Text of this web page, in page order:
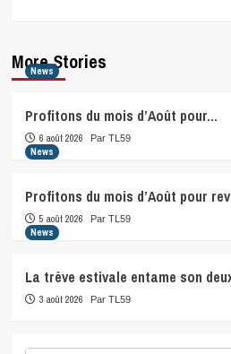
More Stories
News
Profitons du mois d’Août pour…
6 août 2026 Par TL59
News
Profitons du mois d’Août pour
5 août 2026 Par TL59
News
La trêve estivale entame son
3 août 2026 Par TL59